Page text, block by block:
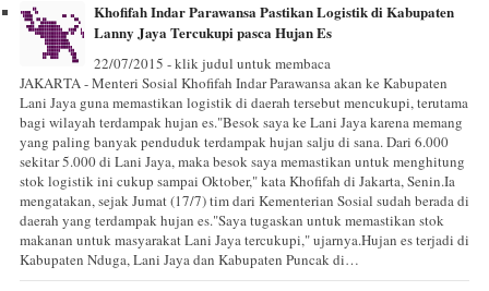
Khofifah Indar Parawansa Pastikan Logistik di Kabupaten
Lanny Jaya Tercukupi pasca Hujan Es
22/07/2015 - klik judul untuk membaca
JAKARTA - Menteri Sosial Khofifah Indar Parawansa akan ke Kabupaten
Lani Jaya guna memastikan logistik di daerah tersebut mencukupi, terutama
bagi wilayah terdampak hujan es."Besok saya ke Lani Jaya karena memang
yang paling banyak penduduk terdampak hujan salju di sana. Dari 6.000
sekitar 5.000 di Lani Jaya, maka besok saya memastikan untuk menghitung
stok logistik ini cukup sampai Oktober," kata Khofifah di Jakarta, Senin.Ia
mengatakan, sejak Jumat (17/7) tim dari Kementerian Sosial sudah berada di
daerah yang terdampak hujan es."Saya tugaskan untuk memastikan stok
makanan untuk masyarakat Lani Jaya tercukupi," ujarnya.Hujan es terjadi di
Kabupaten Nduga, Lani Jaya dan Kabupaten Puncak di…